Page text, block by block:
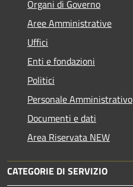
Organi di Governo
Aree Amministrative
Uffici
Enti e fondazioni
Politici
Personale Amministrativo
Documenti e dati
Area Riservata NEW
CATEGORIE DI SERVIZIO